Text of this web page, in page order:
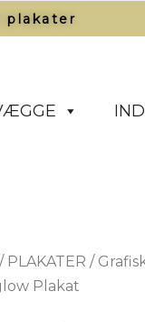
plakater​
/ PLAKATER /
Plakat